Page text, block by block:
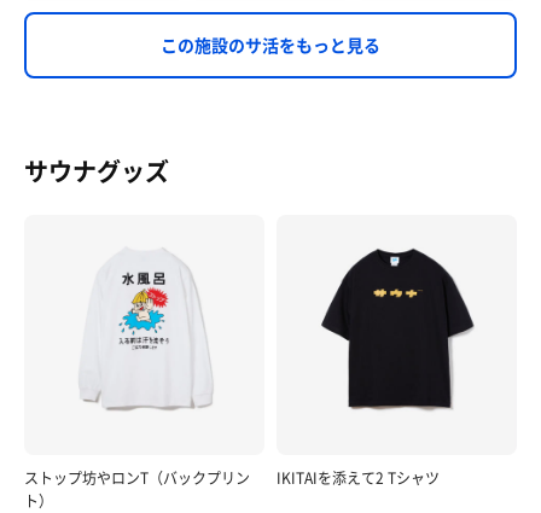
この施設のサ活をもっと見る
サウナグッズ
ストップ坊やロンT（バックプリン
ト）
IKITAIを添えて2 Tシャツ